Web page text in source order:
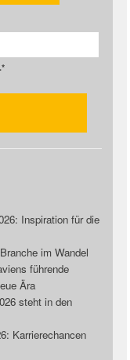
*
Inspiration für die
im Wandel
führende
Ära
steht in den
Karrierechancen